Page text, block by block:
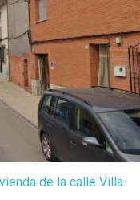
de la calle Villa.